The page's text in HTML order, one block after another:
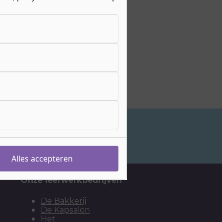
Studiekeuzeadvies
Onze leerwerkbedrijven
De Bakkerij
De Kapsalon
Het
Alles accepteren